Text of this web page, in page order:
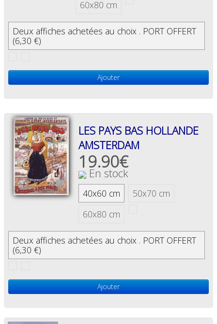
60x80 cm
Deux affiches achetées au choix . PORT OFFERT
(6,30 €)
Ajouter
LES PAYS BAS HOLLANDE
AMSTERDAM
19.90€
En stock
40x60 cm
50x70 cm
60x80 cm
Deux affiches achetées au choix . PORT OFFERT
(6,30 €)
Ajouter